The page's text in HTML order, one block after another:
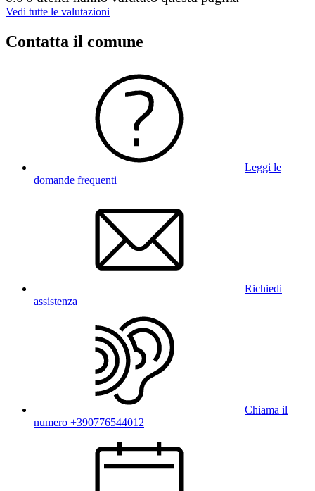
Vedi tutte le valutazioni
Contatta il comune
Leggi le
domande frequenti
Richiedi
assistenza
Chiama il
numero +390776544012